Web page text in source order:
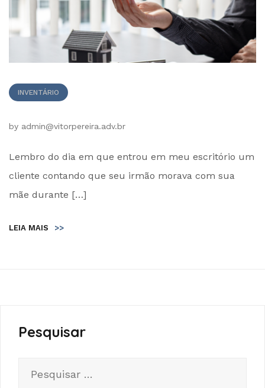
INVENTÁRIO
by admin@vitorpereira.adv.br
Lembro do dia em que entrou em meu escritório um
cliente contando que seu irmão morava com sua
mãe durante […]
LEIA MAIS >>
Pesquisar